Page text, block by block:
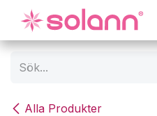
Hoppa till innehåll
Alla Produkter